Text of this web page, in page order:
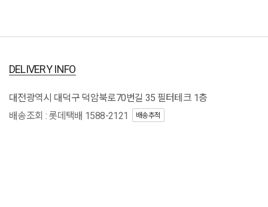
DELIVERY INFO
대전광역시 대덕구 덕암북로70번길 35 필터테크 1층
배송조회 : 롯데택배 1588-2121
배송추적